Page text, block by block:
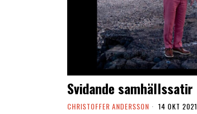
Svidande samhällssatir
CHRISTOFFER ANDERSSON 14 OKT 2021